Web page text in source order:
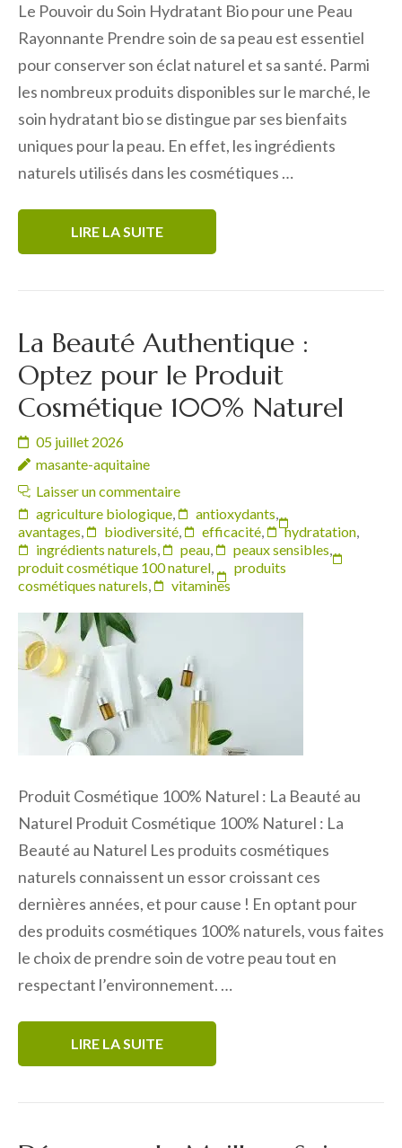
Le Pouvoir du Soin Hydratant Bio pour une Peau
Rayonnante Prendre soin de sa peau est essentiel
pour conserver son éclat naturel et sa santé. Parmi
les nombreux produits disponibles sur le marché, le
soin hydratant bio se distingue par ses bienfaits
uniques pour la peau. En effet, les ingrédients
naturels utilisés dans les cosmétiques …
LIRE LA SUITE
La Beauté Authentique :
Optez pour le Produit
Cosmétique 100% Naturel
05 juillet 2026
masante-aquitaine
Laisser un commentaire
agriculture biologique, antioxydants,
avantages, biodiversité, efficacité, hydratation,
ingrédients naturels, peau, peaux sensibles,
produit cosmétique 100 naturel,
produits
cosmétiques naturels, vitamines
Produit Cosmétique 100% Naturel : La Beauté au
Naturel Produit Cosmétique 100% Naturel : La
Beauté au Naturel Les produits cosmétiques
naturels connaissent un essor croissant ces
dernières années, et pour cause ! En optant pour
des produits cosmétiques 100% naturels, vous faites
le choix de prendre soin de votre peau tout en
respectant l’environnement. …
LIRE LA SUITE